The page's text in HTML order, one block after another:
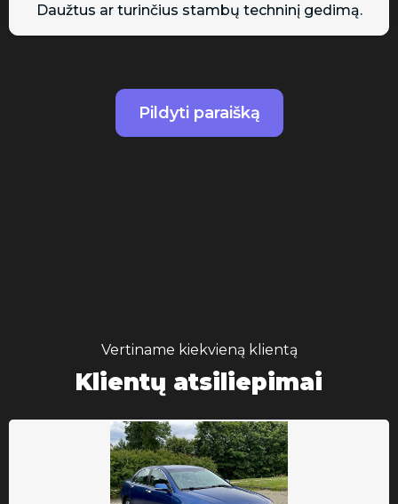
Daužtus ar turinčius stambų techninį gedimą.
Pildyti paraišką
Vertiname kiekvieną klientą
Klientų atsiliepimai